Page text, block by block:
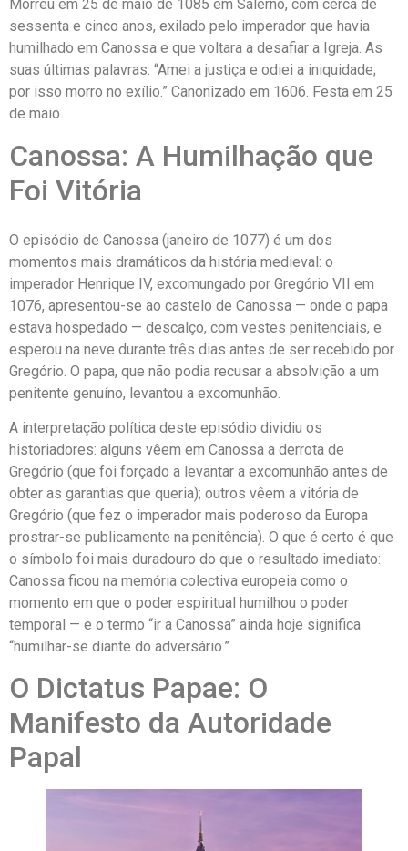
Morreu em 25 de maio de 1085 em Salerno, com cerca de
sessenta e cinco anos, exilado pelo imperador que havia
humilhado em Canossa e que voltara a desafiar a Igreja. As
suas últimas palavras: “Amei a justiça e odiei a iniquidade;
por isso morro no exílio.” Canonizado em 1606. Festa em 25
de maio.
Canossa: A Humilhação que
Foi Vitória
O episódio de Canossa (janeiro de 1077) é um dos
momentos mais dramáticos da história medieval: o
imperador Henrique IV, excomungado por Gregório VII em
1076, apresentou-se ao castelo de Canossa — onde o papa
estava hospedado — descalço, com vestes penitenciais, e
esperou na neve durante três dias antes de ser recebido por
Gregório. O papa, que não podia recusar a absolvição a um
penitente genuíno, levantou a excomunhão.
A interpretação política deste episódio dividiu os
historiadores: alguns vêem em Canossa a derrota de
Gregório (que foi forçado a levantar a excomunhão antes de
obter as garantias que queria); outros vêem a vitória de
Gregório (que fez o imperador mais poderoso da Europa
prostrar-se publicamente na penitência). O que é certo é que
o símbolo foi mais duradouro do que o resultado imediato:
Canossa ficou na memória colectiva europeia como o
momento em que o poder espiritual humilhou o poder
temporal — e o termo “ir a Canossa” ainda hoje significa
“humilhar-se diante do adversário.”
O Dictatus Papae: O
Manifesto da Autoridade
Papal